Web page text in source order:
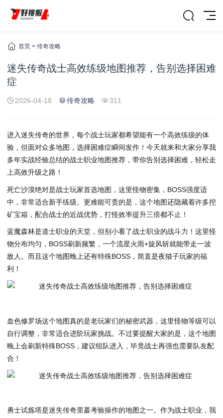
首页 > 传奇攻略
迷失传奇战士高效练级地图推荐，告别选择困难
症
2026-04-18 传奇攻略 311
进入迷失传奇的世界，每个战士玩家都希望能有一个高效练级的体
验，但面对众多地图，选择困难症瞬间发作！今天就来和大家分享我
多年实战经验总结的战士职业地图推荐，带你告别选择困难，轻松走
上高效升级之路！
死亡沙漠绝对是战士玩家首选地图，这里怪物密集，BOSS强度适
中，非常适合新手练级。更难能可贵的是，这个地图还隐藏着许多挖
矿宝箱，配合战士的近战优势，打怪效率提升三倍都不止！
蓝魔森林是道士职业的天堂，但别小看了战士职业的战斗力！这里怪
物分布均匀，BOSS刷新频繁，一个流星火雨+旋风斩就能带走一波
敌人。而且这个地图晚上还有特殊BOSS，简直是夜猫子玩家的福
利！
血色修罗场这个地图真的是老玩家们的秘密武器，这里怪物等级可以
自行调整，非常适合进阶玩家挑战。不过要提醒大家的是，这个地图
晚上会刷新特殊BOSS，建议组队进入，毕竟战士再强也需要队友配
合！
勇士试炼塔是迷失传奇里蕞考验操作的地图之一。作为战士职业，我